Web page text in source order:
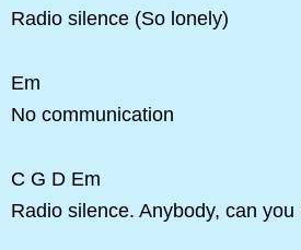
Radio silence (So lonely)
Em
No communication
C G D Em
Radio silence. Anybody, can you